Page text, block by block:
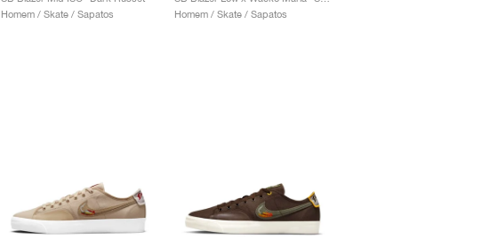
Homem / Skate / Sapatos
Homem / Skate / Sapatos